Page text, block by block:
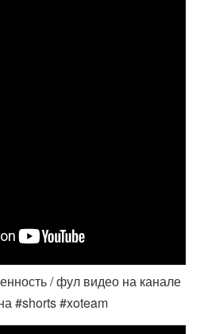
/ фул видео на канале
#shorts #xoteam